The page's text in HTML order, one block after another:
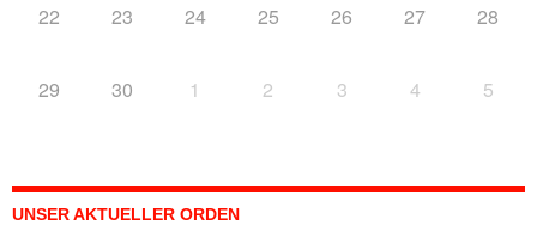
22 23 24 25 26 27 28
29 30 1 2 3 4 5
UNSER AKTUELLER ORDEN